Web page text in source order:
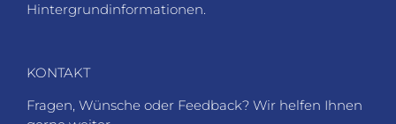
Hintergrundinformationen.
KONTAKT
Fragen, Wünsche oder Feedback? Wir helfen Ihnen